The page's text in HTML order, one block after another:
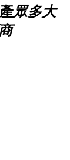
眾多大